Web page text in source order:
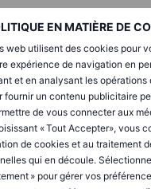
EN MATIÈRE DE
web utilisent des cookies pour
expérience de navigation en
et en analysant les opérations
fournir un contenu publicitaire
de vous connecter aux
« Tout Accepter», vous
de cookies et au traitement
qui en découle.
» pour gérer vos
XXXXXXX
XXXXXXX
XXXXXXX
XXXXXXX
XXXXXXX